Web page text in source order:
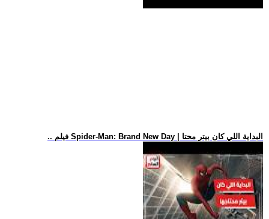
.. فيلم Spider-Man: Brand New Day | البداية اللي كان بيتر محتا